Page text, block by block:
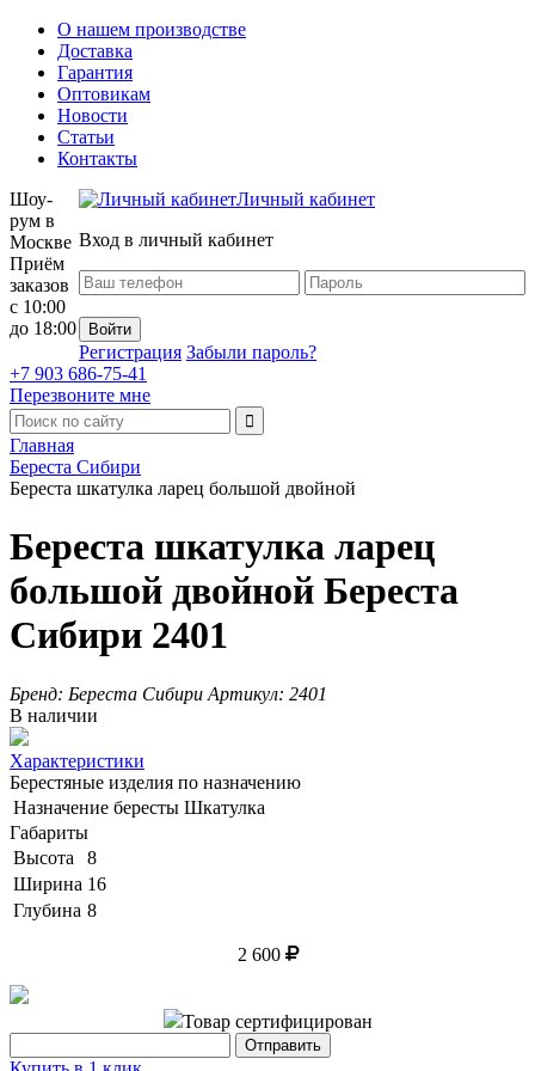
О нашем производстве
Доставка
Гарантия
Оптовикам
Новости
Статьи
Контакты
Личный кабинет
Вход в личный кабинет
Регистрация Забыли пароль?
Шоу-
рум в
Москве
Приём
заказов
с 10:00
до 18:00
+7 903 686-75-41
Перезвоните мне
Главная
Береста Сибири
Береста шкатулка ларец большой двойной
Береста шкатулка ларец
большой двойной Береста
Сибири 2401
Бренд: Береста Сибири Артикул: 2401
В наличии
Характеристики
Берестяные изделия по назначению
Назначение бересты Шкатулка
Габариты
Высота
8
Ширина 16
Глубина 8
2 600
Товар сертифицирован